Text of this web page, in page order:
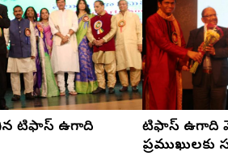
టిఫాస్ ఉగాది
టిఫాస్ ఉగాది
ప్రముఖులకు